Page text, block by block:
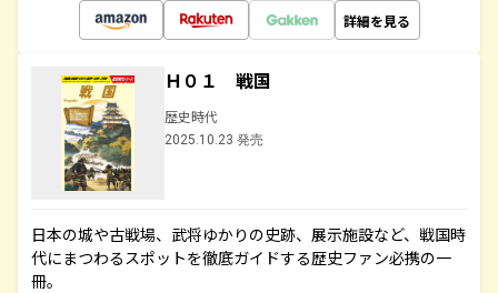
詳細を見る
Ｈ０１ 戦国
歴史時代
2025.10.23 発売
日本の城や古戦場、武将ゆかりの史跡、展示施設など、戦国時
代にまつわるスポットを徹底ガイドする歴史ファン必携の一
冊。